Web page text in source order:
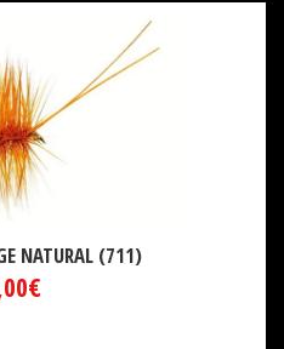
NATURAL (711)